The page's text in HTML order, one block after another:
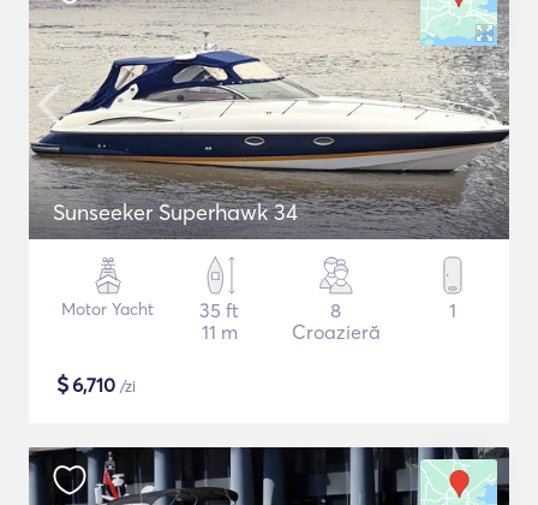
Sunseeker Superhawk 34
Motor Yacht
35 ft
11 m
8
Croazieră
1
$6,710 /zi